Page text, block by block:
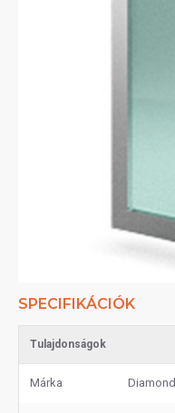
SPECIFIKÁCIÓK
Tulajdonságok
Márka Diamond